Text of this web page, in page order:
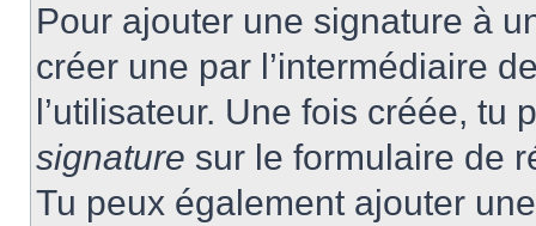
Pour ajouter une signature à
créer une par l’intermédiaire
l’utilisateur. Une fois créée, tu
signature sur le formulaire de
Tu peux également ajouter